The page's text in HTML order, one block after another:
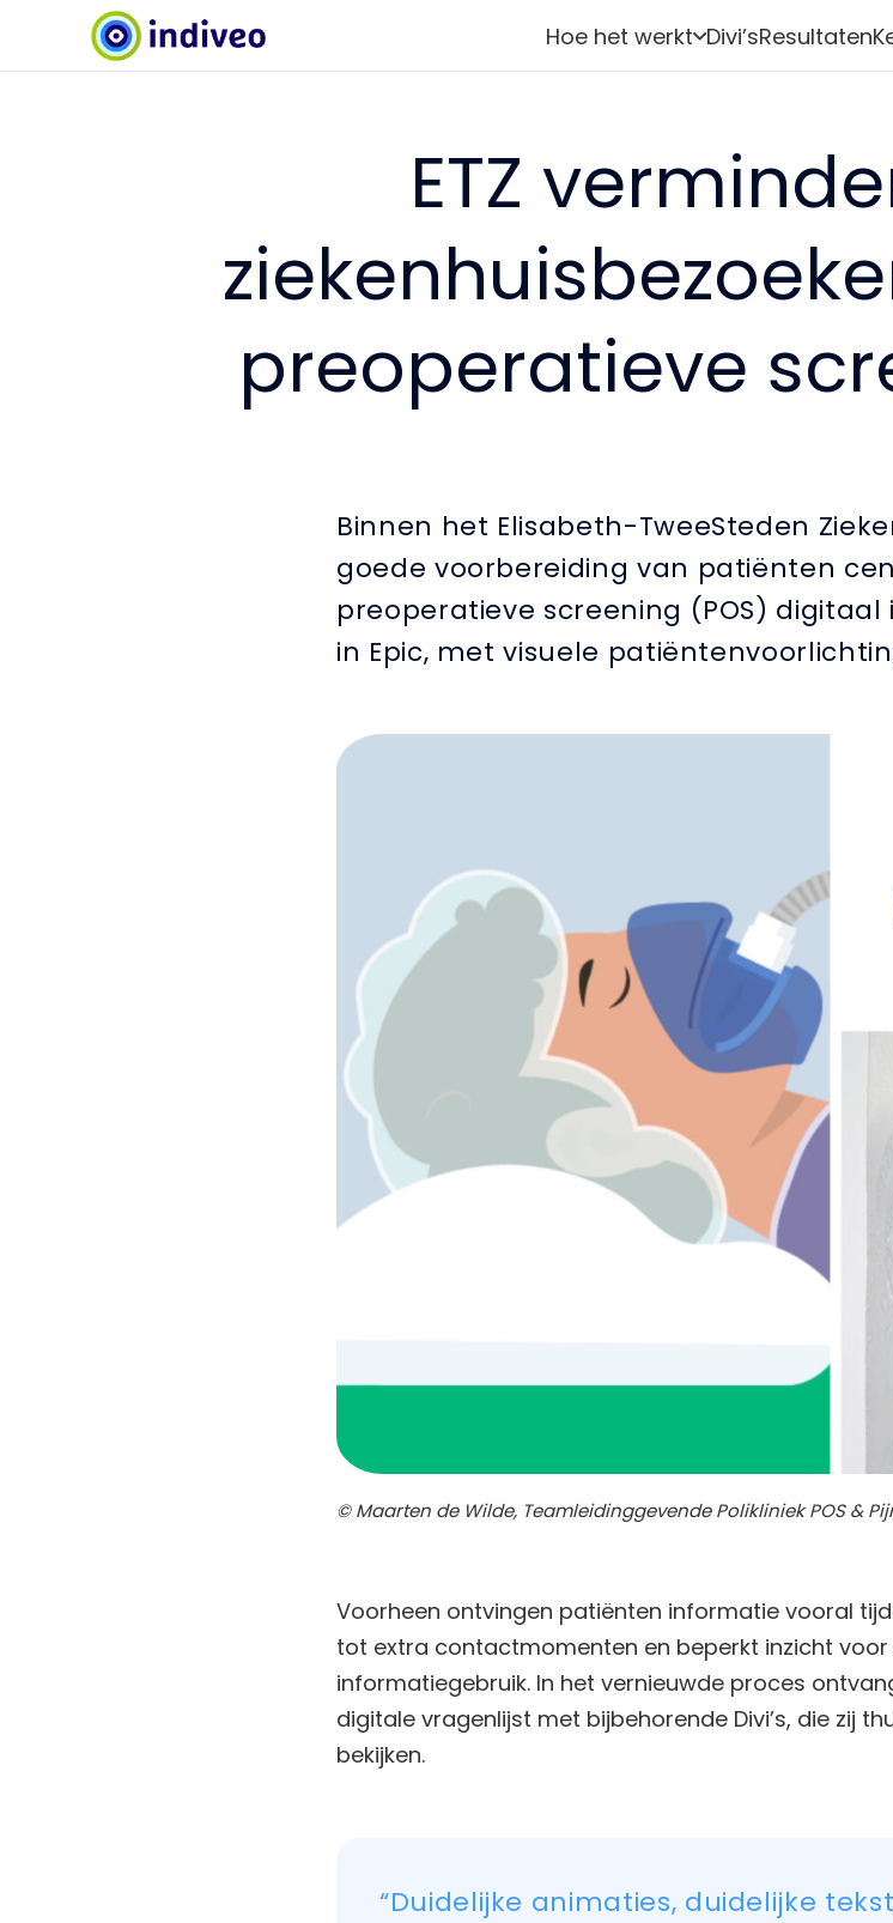
Hoe het werkt Divi’sResultaten
ETZ
preoperatieve
Binnen het Elisabeth-TweeSteden
goede voorbereiding van patiënten
preoperatieve screening (POS)
in Epic, met visuele
© Maarten de Wilde, Teamleidinggevende Polikliniek POS &
Voorheen ontvingen patiënten informatie vooral
tot extra contactmomenten en beperkt inzicht voor
informatiegebruik. In het vernieuwde proces
digitale vragenlijst met bijbehorende Divi’s, die zij
bekijken.
“Duidelijke animaties, duidelijke